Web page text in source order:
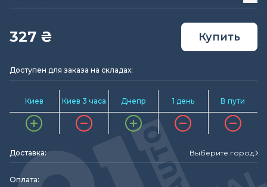
327 ₴ Купить
Доступен для заказа на складах:
Киев Киев 3 часа Днепр 1 день В пути
Доставка: Выберите город
Оплата: